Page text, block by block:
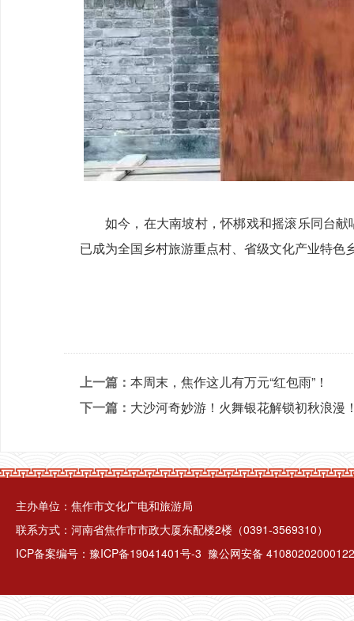
如今，在大南坡村，怀梆戏和摇滚乐同台
已成为全国乡村旅游重点村、省级文化产业特色
上一篇： 本周末，焦作这儿有万元“红包雨”！
下一篇： 大沙河奇妙游！火舞银花解锁初秋浪漫
主办单位：焦作市文化广电和旅游局
联系方式：河南省焦作市市政大厦东配楼2楼（0391-3569310）
ICP备案编号： 豫ICP备19041401号-3 豫公网安备